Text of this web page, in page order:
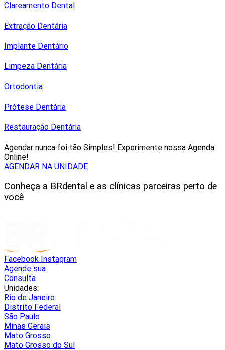
Clareamento Dental
Extração Dentária
Implante Dentário
Limpeza Dentária
Ortodontia
Prótese Dentária
Restauração Dentária
Agendar nunca foi tão Simples! Experimente nossa Agenda
Online!
AGENDAR NA UNIDADE
Conheça a BRdental e as clínicas parceiras perto de
você
Facebook Instagram
Agende sua
Consulta
Unidades:
Rio de Janeiro
Distrito Federal
São Paulo
Minas Gerais
Mato Grosso
Mato Grosso do Sul